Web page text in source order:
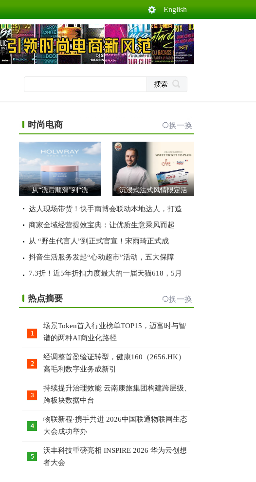
English
时尚电商 换一换
从“洗后顺滑”到“洗 沉浸式法式风情限定活
达人现场带货！快手南博会联动本地达人，打造
商家全域经营提效宝典：让优质生意乘风而起
从 “野生代言人”到正式官宣！宋雨琦正式成
抖音生活服务发起“心动超市”活动，五大保障
7.3折！近5年折扣力度最大的一届天猫618，5月
热点摘要 换一换
场景Token首入行业榜单TOP15，迈富时与智
谱的两种AI商业化路径
经调整首盈验证转型，健康160（2656.HK）
高毛利数字业务成新引
持续提升治理效能 云南康旅集团构建跨层级、
跨板块数据中台
物联新程·携手共进 2026中国联通物联网生态
大会成功举办
沃丰科技重磅亮相 INSPIRE 2026 华为云创想
者大会